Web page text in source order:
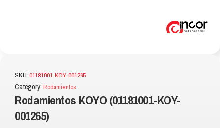
SKU: 01181001-KOY-001265
Category: Rodamientos
Rodamientos KOYO (01181001-KOY-
001265)